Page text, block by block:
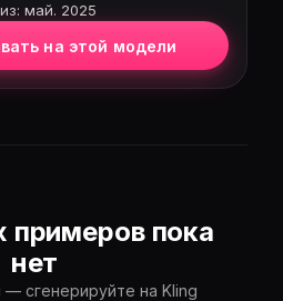
май. 2025
на этой модели
примеров пока
нет
сгенерируйте на Kling